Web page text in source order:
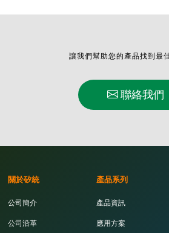
讓我們幫助您的產品找到最
聯絡我們
關於矽統
公司簡介
公司沿革
產品系列
產品資訊
應用方案